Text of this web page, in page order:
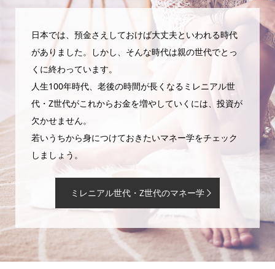
日本では、預金さえしておけば大丈夫といわれる時代
がありました。しかし、そんな時代は親の世代でとっ
くに終わっています。
人生100年時代、老後の時間が長くなるミレニアル世
代・Z世代がこれからお金を増やしていくには、投資が
欠かせません。
若いうちから身につけておきたいマネー学をチェック
しましょう。
ミレニアル世代・Z世代のマネー学